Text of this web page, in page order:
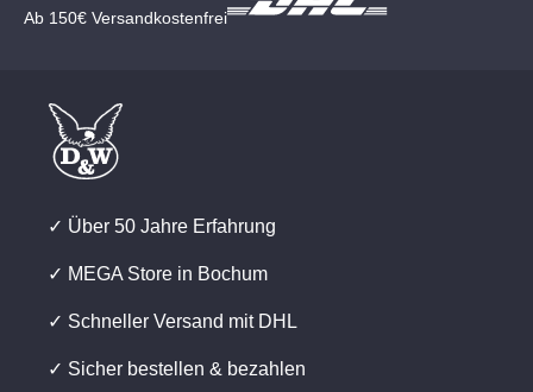
Ab 150€ Versandkostenfrei
✓ Über 50 Jahre Erfahrung
✓ MEGA Store in Bochum
✓ Schneller Versand mit DHL
✓ Sicher bestellen & bezahlen